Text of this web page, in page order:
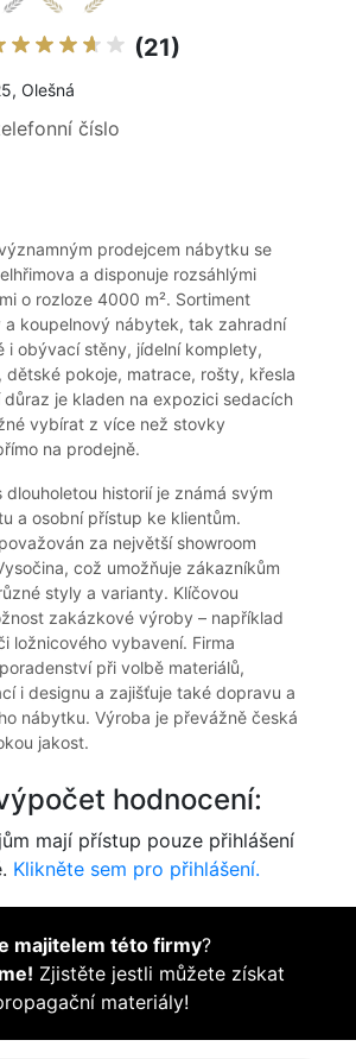
(21)
Olešná
číslo
prodejcem nábytku se
a disponuje rozsáhlými
o rozloze 4000 m². Sortiment
koupelnový nábytek, tak zahradní
i obývací stěny, jídelní komplety,
dětské pokoje, matrace, rošty, křesla
je kladen na expozici sedacích
vybírat z více než stovky
na prodejně.
dlouholetou historií je známá svým
a osobní přístup ke klientům.
za největší showroom
což umožňuje zákazníkům
styly a varianty. Klíčovou
zakázkové výroby – například
ložnicového vybavení. Firma
při volbě materiálů,
i designu a zajišťuje také dopravu a
nábytku. Výroba je převážně česká
jakost.
hodnocení:
mají přístup pouze přihlášení
Klikněte sem pro přihlášení.
majitelem této firmy?
Zjistěte jestli můžete získat
materiály!